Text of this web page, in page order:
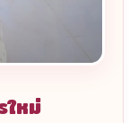
หม่